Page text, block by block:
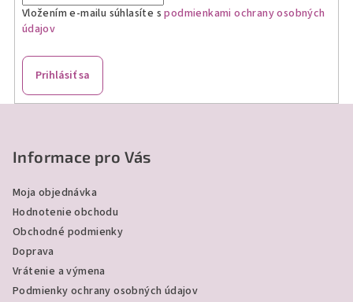
e
y
Vložením e-mailu súhlasíte spodmienkami ochrany osobných
údajov
Prihlásiť sa
Informace pro Vás
Moja objednávka
Hodnotenie obchodu
Obchodné podmienky
Doprava
Vrátenie a výmena
Podmienky ochrany osobných údajov